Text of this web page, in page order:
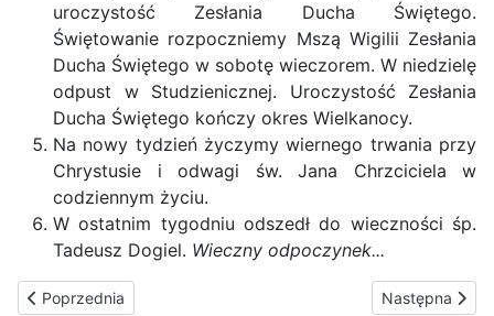
uroczystość Zesłania Ducha Świętego.
Świętowanie rozpoczniemy Mszą Wigilii Zesłania
Ducha Świętego w sobotę wieczorem. W niedzielę
odpust w Studzienicznej. Uroczystość Zesłania
Ducha Świętego kończy okres Wielkanocy.
Na nowy tydzień życzymy wiernego trwania przy
Chrystusie i odwagi św. Jana Chrzciciela w
codziennym życiu.
W ostatnim tygodniu odszedł do wieczności śp.
Tadeusz Dogiel. Wieczny odpoczynek...
Poprzednia strona: ZESŁANIE DUCHA ŚWIĘTEGO 28.05.2023
Poprzednia Następna
Następna